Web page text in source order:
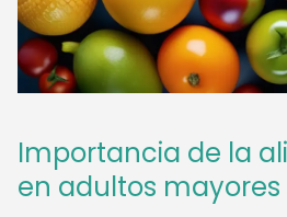
Importancia de la
en adultos mayores